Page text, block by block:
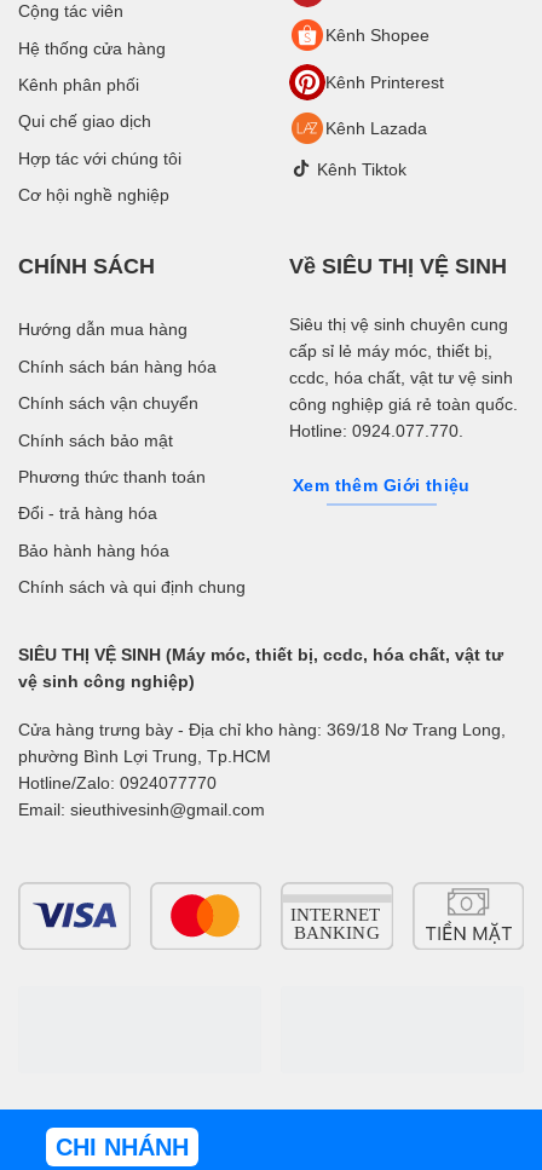
Cộng tác viên
Hệ thống cửa hàng
Kênh phân phối
Qui chế giao dịch
Hợp tác với chúng tôi
Cơ hội nghề nghiệp
Kênh Shopee
Kênh Printerest
Kênh Lazada
Kênh Tiktok
CHÍNH SÁCH
Hướng dẫn mua hàng
Chính sách bán hàng hóa
Chính sách vận chuyển
Chính sách bảo mật
Phương thức thanh toán
Đổi - trả hàng hóa
Bảo hành hàng hóa
Chính sách và qui định chung
Về SIÊU THỊ VỆ SINH
Siêu thị vệ sinh chuyên cung
cấp sỉ lẻ máy móc, thiết bị,
ccdc, hóa chất, vật tư vệ sinh
công nghiệp giá rẻ toàn quốc.
Hotline: 0924.077.770.
Xem thêm Giới thiệu
SIÊU THỊ VỆ SINH (Máy móc, thiết bị, ccdc, hóa chất, vật tư
vệ sinh công nghiệp)
Cửa hàng trưng bày - Địa chỉ kho hàng: 369/18 Nơ Trang Long,
phường Bình Lợi Trung, Tp.HCM
Hotline/Zalo: 0924077770
Email: sieuthivesinh@gmail.com
CHI NHÁNH